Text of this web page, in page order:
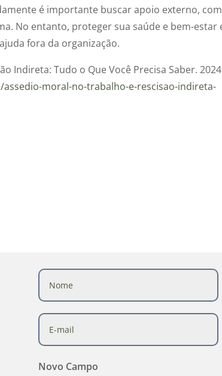
é importante buscar apoio externo,
No entanto, proteger sua saúde e bem-estar
fora da organização.
Indireta: Tudo o Que Você Precisa Saber.
moral-no-trabalho-e-rescisao-indireta-
Novo Campo